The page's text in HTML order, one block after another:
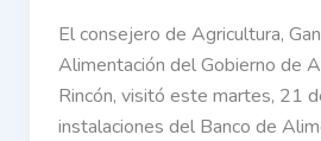
El consejero de Agricultura,
Alimentación del Gobierno de
Rincón, visitó este martes, 21
instalaciones del Banco de